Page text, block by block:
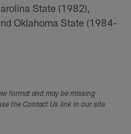
State (1982),
Oklahoma State (1984-
format and may be missing
the Contact Us link in our site